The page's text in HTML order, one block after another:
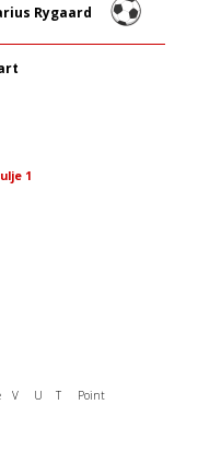
Rygaard
1
V U T Point